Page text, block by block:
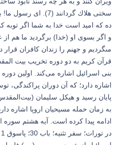
سختى هلاك گردانند
ده كه اميد است خدا به شما اگر توبه
و اگر بسوی او (خدا) برگرديد ما هم
قرآن كريم به دو دوره تخريب بيت
بنی اسرائيل اشاره می‌كند. اولین
اشاره دارد؛ كه آن دوران پراكندگی،
پايان رسيد و هيكل سليمان
به زمان حمله مسيحيان اروپا اشاره
ادامه پيدا كرده است. آيه هشتم سوره